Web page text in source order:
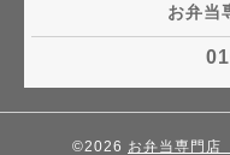
お弁当
©2026 お弁当専門